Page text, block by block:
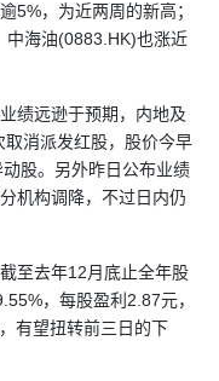
5%，为近两周的新高；
中海油(0883.HK)也涨近
绩远逊于预期，内地及
消派发红股，股价今早
股。另外昨日公布业绩
机构调降，不过日内仍
至去年12月底止全年股
，每股盈利2.87元，
有望扭转前三日的下